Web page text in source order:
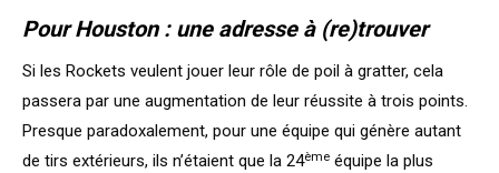
Pour Houston : une adresse à (re)trouver
Si les Rockets veulent jouer leur rôle de poil à gratter, cela
passera par une augmentation de leur réussite à trois points.
Presque paradoxalement, pour une équipe qui génère autant
de tirs extérieurs, ils n’étaient que la 24ème équipe la plus